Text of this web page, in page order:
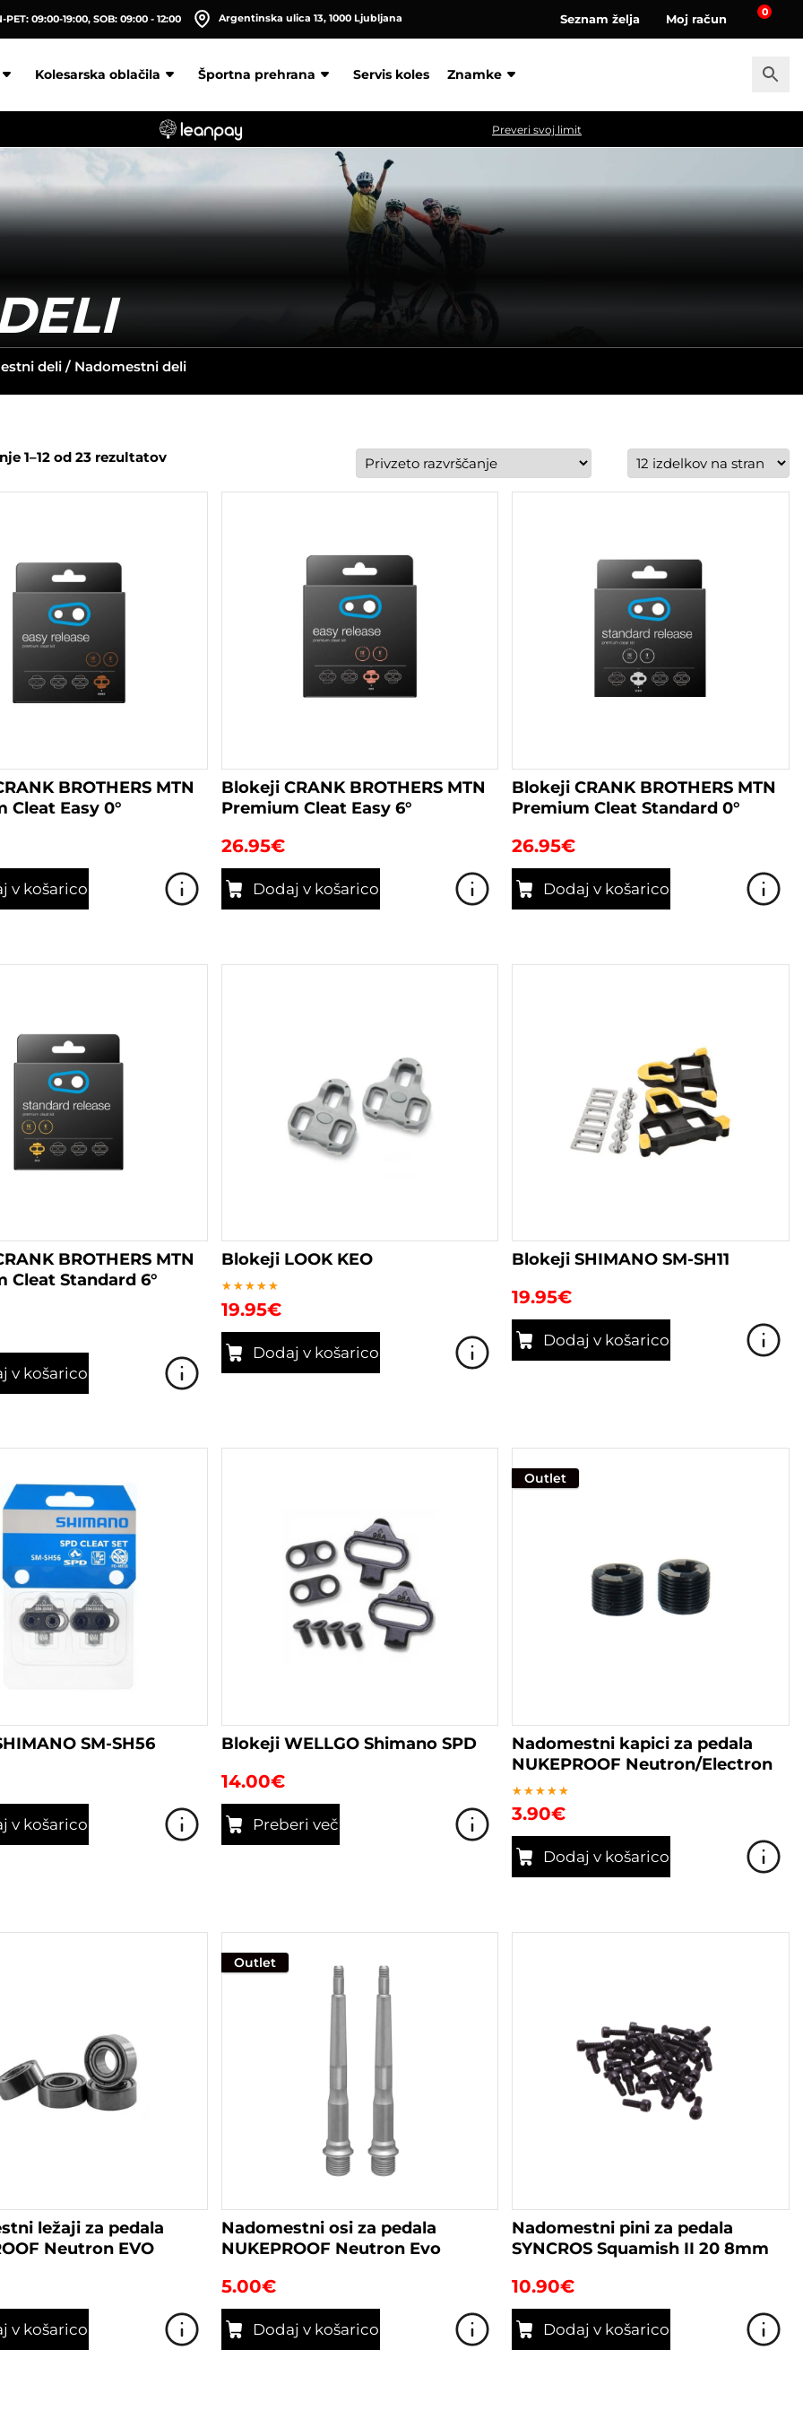
PET: 09:00-19:00, SOB: 09:00 - 12:00 Argentinska ulica 13, 1000 Ljubljana Seznam želja Moj račun 0
Kolesarska oblačila Športna prehrana Servis koles Znamke
Preveri svoj limit
deli / Nadomestni deli
1–12 od 23 rezultatov
BROTHERS MTN
Cleat Easy 0°
v košarico
Blokeji CRANK BROTHERS MTN
Premium Cleat Easy 6°
26.95€
Dodaj v košarico
Blokeji CRANK BROTHERS MTN
Premium Cleat Standard 0°
26.95€
Dodaj v košarico
BROTHERS MTN
Cleat Standard 6°
v košarico
Blokeji LOOK KEO
Ocenjeno
5.00
19.95€
Dodaj v košarico
Blokeji SHIMANO SM-SH11
19.95€
Dodaj v košarico
SM-SH56
v košarico
Blokeji WELLGO Shimano SPD
14.00€
Preberi več
Outlet
Nadomestni kapici za pedala
NUKEPROOF Neutron/Electron
Ocenjeno
5.00
3.90€
Dodaj v košarico
ležaji za pedala
Neutron EVO
v košarico
Outlet
Nadomestni osi za pedala
NUKEPROOF Neutron Evo
5.00€
Dodaj v košarico
Nadomestni pini za pedala
SYNCROS Squamish II 20 8mm
10.90€
Dodaj v košarico